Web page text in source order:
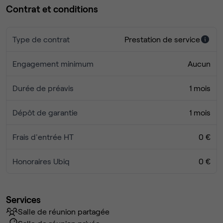
Contrat et conditions
Type de contrat Prestation de service
Engagement minimum Aucun
Durée de préavis 1 mois
Dépôt de garantie 1 mois
Frais d'entrée HT 0 €
Honoraires Ubiq 0 €
Services
Salle de réunion partagée